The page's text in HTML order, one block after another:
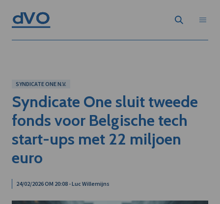
SYNDICATE ONE N.V.
Syndicate One sluit tweede
fonds voor Belgische tech
start-ups met 22 miljoen
euro
24/02/2026 OM 20:08 - Luc Willemijns